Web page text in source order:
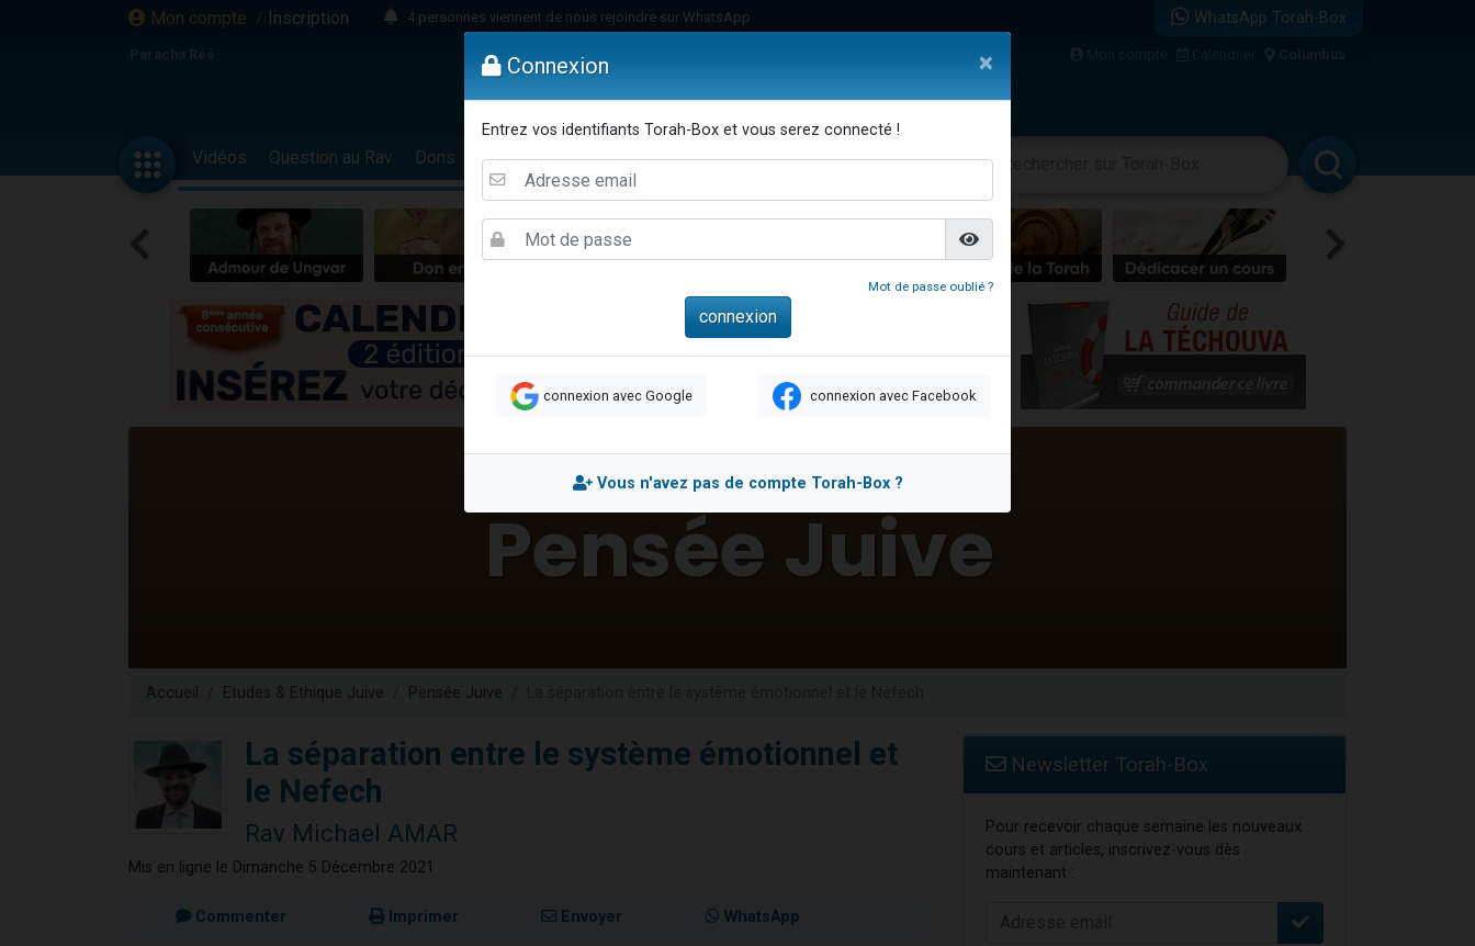
Mon compte / Inscription
4 personnes viennent de nous rejoindre sur WhatsApp
3 personnes viennent de nous rejoindre sur WhatsApp
13 personnes viennent de demander une bénédiction
2 personnes viennent de nous rejoindre sur WhatsApp
30 personnes viennent de faire un don pour Sauvez la jambe de Yohan
Il reste 49 places pour étudier en groupe sur Zoom
12 nouvelles musiques dans Torah-Box Music
3 personnes viennent de nous rejoindre sur WhatsApp
2 personnes viennent de nous rejoindre sur WhatsApp
3 personnes viennent de nous rejoindre sur WhatsApp
8 personnes viennent de faire un don pour Tsédaka : pauvres d'Israel
Nouvelle émission radio : Visions de grandeur n°104 : Le Chabbath et le Birkat Hamazone à travers le temps
61 personnes viennent de demander une bénédiction
Ariel vient de donner son Maasser
WhatsApp Torah-Box
Paracha Réé Mon compte Calendrier Columbus
Vidéos Question au Rav Dons Femmes Enfants Etude sur Texte Musique Paracha Divertissements
Accueil Etudes & Ethique Juive Pensée Juive
La séparation entre le système émotionnel et
le Nefech
Rav Michael AMAR
Mis en ligne le Dimanche 5 Décembre 2021
Commenter Imprimer Envoyer WhatsApp
Newsletter Torah-Box
Pour recevoir chaque semaine les nouveaux
cours et articles, inscrivez-vous dès
maintenant :
Connexion ×
Entrez vos identifiants Torah-Box et vous serez connecté !
Mot de passe oublié ?
connexion avec Google connexion avec Facebook
Vous n'avez pas de compte Torah-Box ?